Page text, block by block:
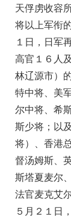
天俘虏收容
将以上军衔
１日，日军
高官１６人
林辽源市）
特中将、美
尔中将、希
斯少将；以
将）、香港
督汤姆斯、
斯塔夏麦尔
法官麦克艾
５月２１日